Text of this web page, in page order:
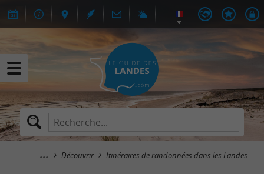
Découvrir Itinéraires de randonnées dans les Landes